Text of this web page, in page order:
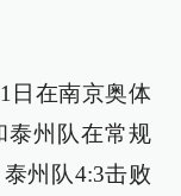
日在南京奥体
泰州队在常规
州队4:3击败